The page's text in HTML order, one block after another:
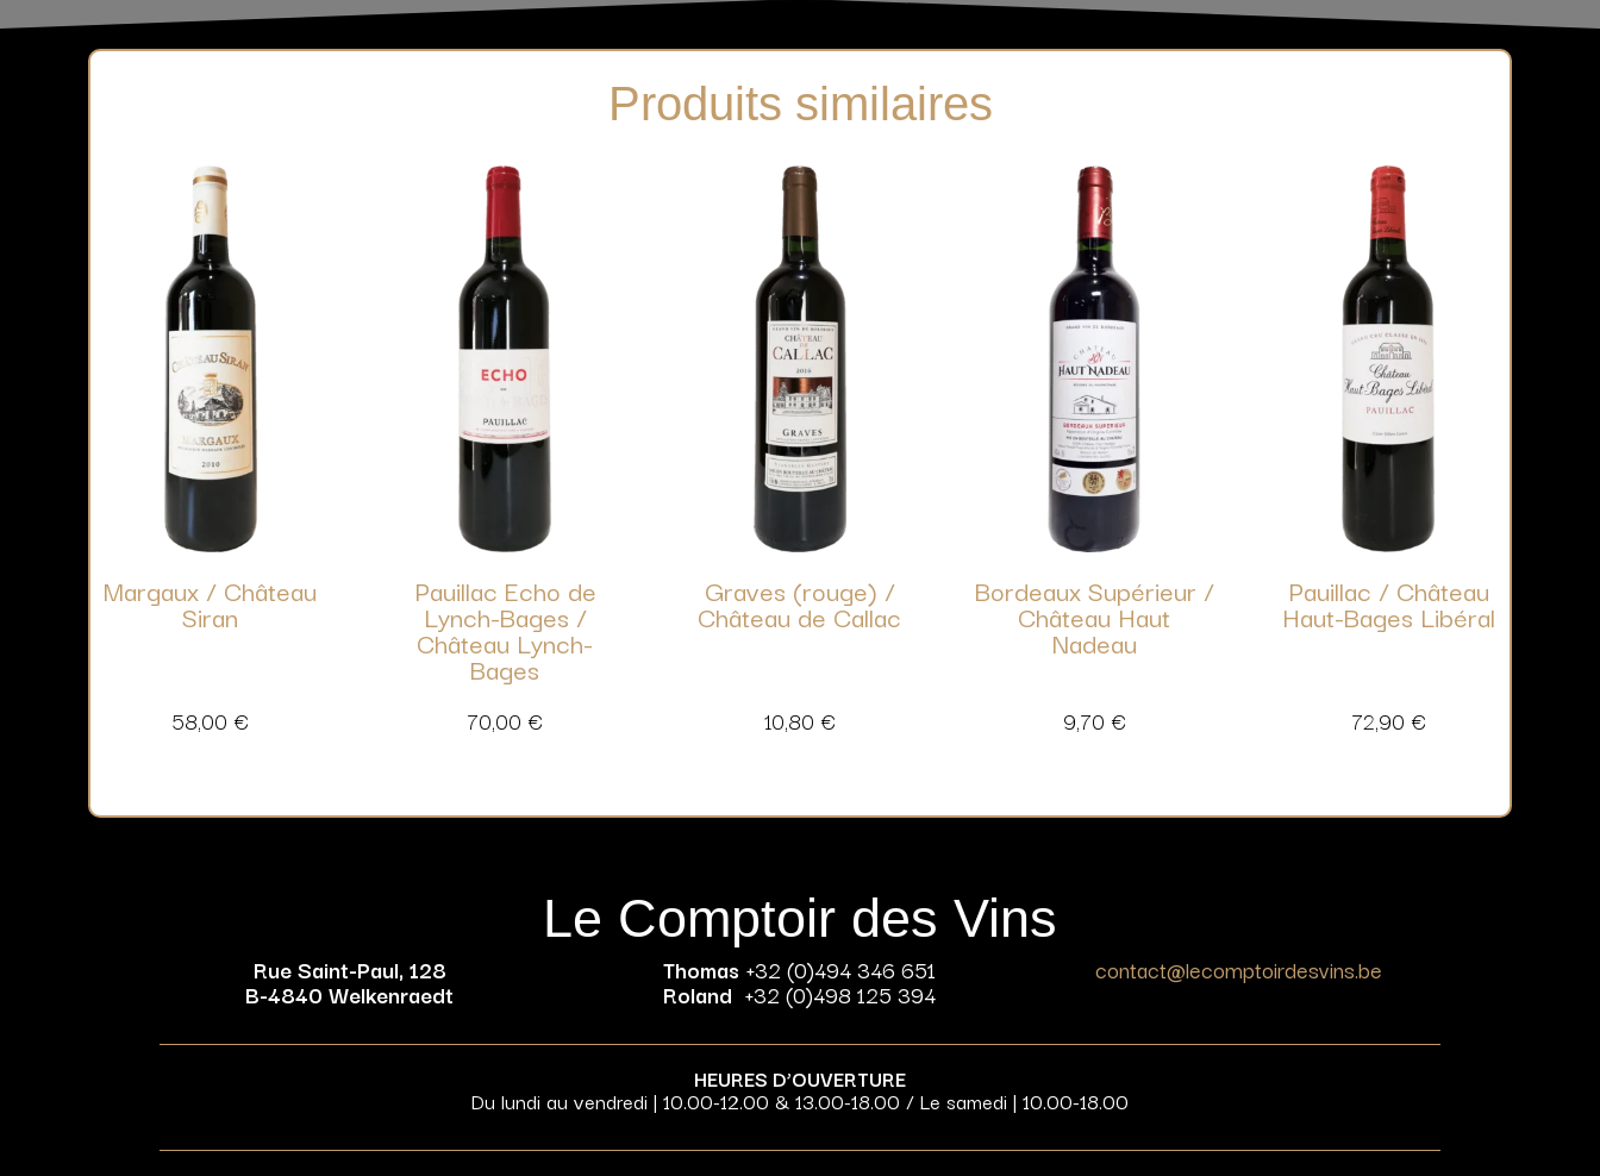
Produits similaires
Margaux / Château
Siran
58,00 €
Pauillac Echo de
Lynch-Bages /
Château Lynch-
Bages
70,00 €
Graves (rouge) /
Château de Callac
10,80 €
Bordeaux Supérieur /
Château Haut
Nadeau
9,70 €
Pauillac / Château
Haut-Bages Libéral
72,90 €
Le Comptoir des Vins
Rue Saint-Paul, 128
B-4840 Welkenraedt
Thomas +32 (0)494 346 651
Roland +32 (0)498 125 394
contact@lecomptoirdesvins.be
HEURES D’OUVERTURE
Du lundi au vendredi | 10.00-12.00 & 13.00-18.00 / Le samedi | 10.00-18.00